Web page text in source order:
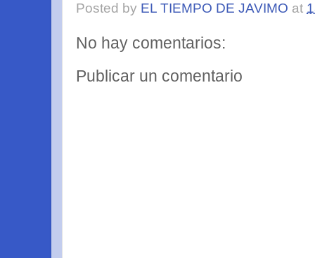
Posted by EL TIEMPO DE JAVIMO at
No hay comentarios:
Publicar un comentario